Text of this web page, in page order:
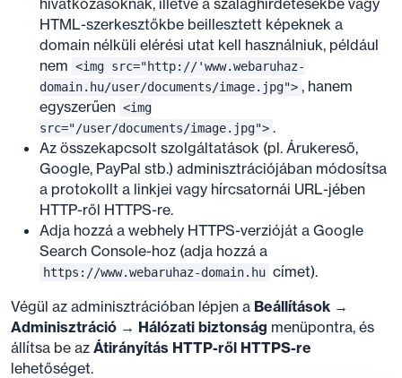
HTML-szerkesztőkbe beillesztett képeknek a
domain nélküli elérési utat kell használniuk, például
nem <img src="http://'www.webaruhaz-
domain.hu/user/documents/image.jpg"> , hanem
egyszerűen <img
src="/user/documents/image.jpg"> .
Az összekapcsolt szolgáltatások (pl. Árukereső,
Google, PayPal stb.) adminisztrációjában módosítsa
a protokollt a linkjei vagy hírcsatornái URL-jében
HTTP-ről HTTPS-re.
Adja hozzá a webhely HTTPS-verzióját a Google
Search Console-hoz (adja hozzá a
https://www.webaruhaz-domain.hu címet).
Végül az adminisztrációban lépjen a Beállítások →
Adminisztráció → Hálózati biztonság menüpontra, és
állítsa be az Átirányítás HTTP-ről HTTPS-re
lehetőséget.